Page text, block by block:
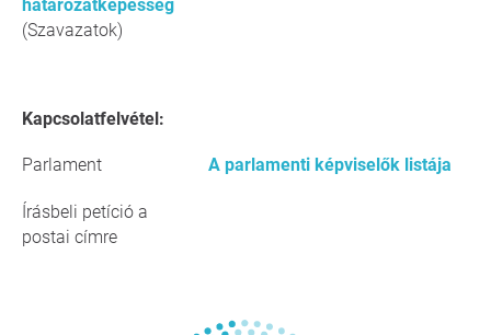
határozatképesség
(Szavazatok)
Kapcsolatfelvétel:
Parlament A parlamenti képviselők listája
Írásbeli petíció a
postai címre